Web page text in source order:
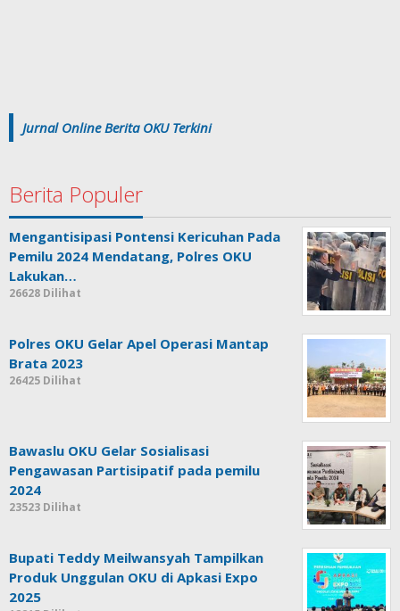
Jurnal Online Berita OKU Terkini
Berita Populer
Mengantisipasi Pontensi Kericuhan Pada
Pemilu 2024 Mendatang, Polres OKU
Lakukan…
26628 Dilihat
Polres OKU Gelar Apel Operasi Mantap
Brata 2023
26425 Dilihat
Bawaslu OKU Gelar Sosialisasi
Pengawasan Partisipatif pada pemilu
2024
23523 Dilihat
Bupati Teddy Meilwansyah Tampilkan
Produk Unggulan OKU di Apkasi Expo
2025